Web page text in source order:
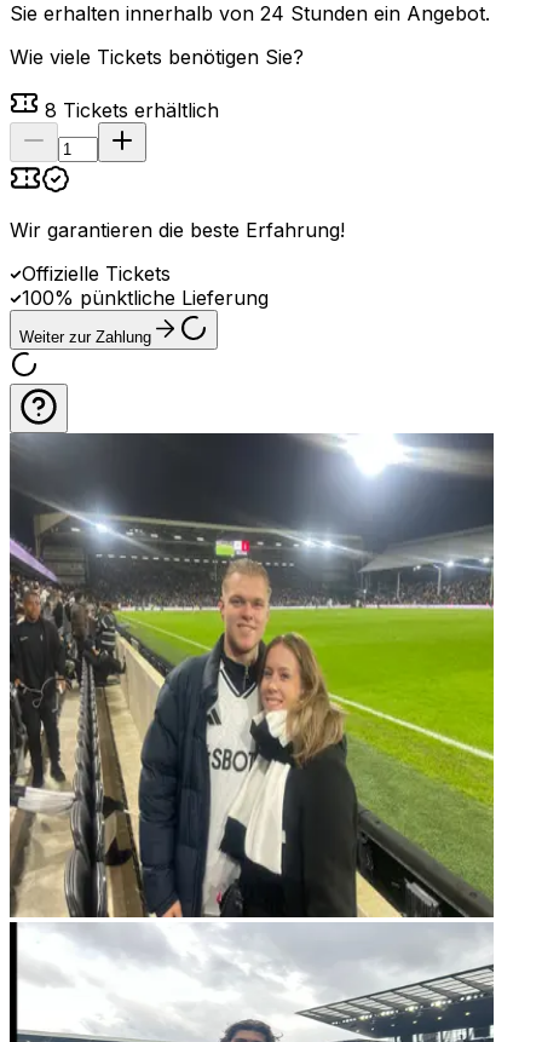
Sie erhalten innerhalb von 24 Stunden ein Angebot.
Wie viele Tickets benötigen Sie?
8 Tickets erhältlich
Wir garantieren die beste Erfahrung!
Offizielle Tickets
100% pünktliche Lieferung
Weiter zur Zahlung